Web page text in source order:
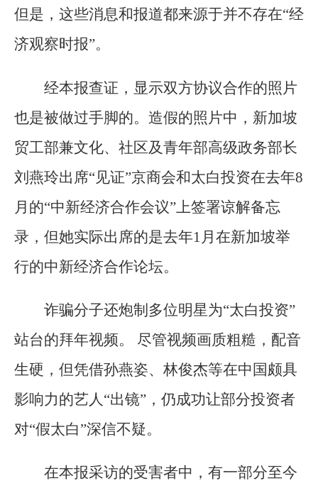
但是，这些消息和报道都来源于并不存在“经
济观察时报”。
经本报查证，显示双方协议合作的照片
也是被做过手脚的。造假的照片中，新加坡
贸工部兼文化、社区及青年部高级政务部长
刘燕玲出席“见证”京商会和太白投资在去年8
月的“中新经济合作会议”上签署谅解备忘
录，但她实际出席的是去年1月在新加坡举
行的中新经济合作论坛。
诈骗分子还炮制多位明星为“太白投资”
站台的拜年视频。 尽管视频画质粗糙，配音
生硬，但凭借孙燕姿、林俊杰等在中国颇具
影响力的艺人“出镜”，仍成功让部分投资者
对“假太白”深信不疑。
在本报采访的受害者中，有一部分至今